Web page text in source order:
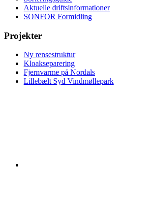
Aktuelle driftsinformationer
SONFOR Formidling
Projekter
Ny rensestruktur
Kloakseparering
Fjernvarme på Nordals
Lillebælt Syd Vindmøllepark